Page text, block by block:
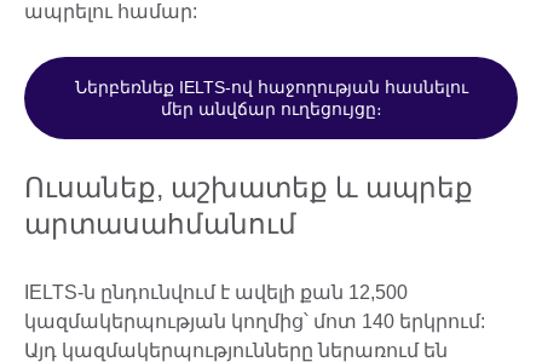
ապրելու համար:
Ներբեռնեք IELTS-ով հաջողության հասնելու
մեր անվճար ուղեցույցը։
Ուսանեք, աշխատեք և ապրեք
արտասահմանում
IELTS-ն ընդունվում է ավելի քան 12,500
կազմակերպության կողմից՝ մոտ 140 երկրում:
Այդ կազմակերպությունները ներառում են